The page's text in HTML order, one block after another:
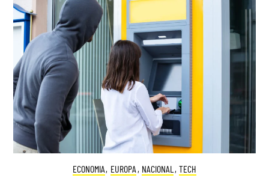
ECONOMIA, EUROPA , NACIONAL , TECH